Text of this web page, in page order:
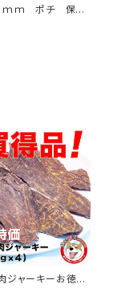
ｍｍ ポチ 保護
ジ【送料無料】
ジャーキーお徳用